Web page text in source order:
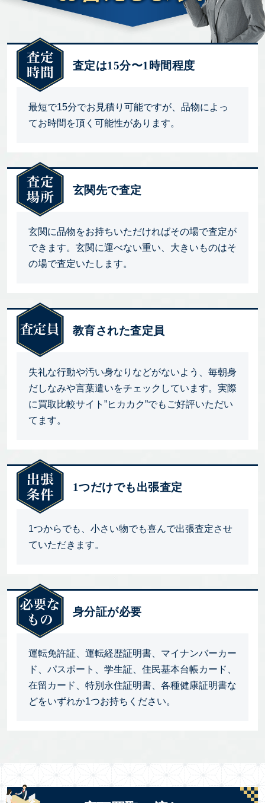
査定は15分〜1時間程度
最短で15分でお見積り可能ですが、品物によっ
てお時間を頂く可能性があります。
玄関先で査定
玄関に品物をお持ちいただければその場で査定が
できます。玄関に運べない重い、大きいものはそ
の場で査定いたします。
教育された査定員
失礼な行動や汚い身なりなどがないよう、毎朝身
だしなみや言葉遣いをチェックしています。実際
に買取比較サイト”ヒカカク”でもご好評いただい
てます。
1つだけでも出張査定
1つからでも、小さい物でも喜んで出張査定させ
ていただきます。
身分証が必要
運転免許証、運転経歴証明書、マイナンバーカー
ド、パスポート、学生証、住民基本台帳カード、
在留カード、特別永住証明書、各種健康証明書な
どをいずれか1つお持ちください。